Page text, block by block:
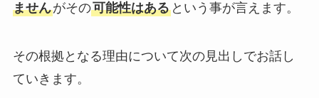
ませんがその可能性はあるという事が言えます。
その根拠となる理由について次の見出しでお話し
ていきます。